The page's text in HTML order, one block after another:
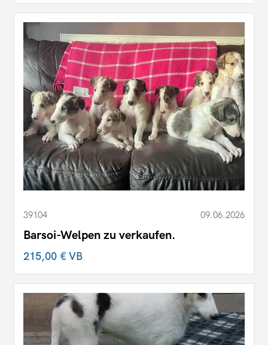
39104 09.06.2026
Barsoi-Welpen zu verkaufen.
215,00 €VB